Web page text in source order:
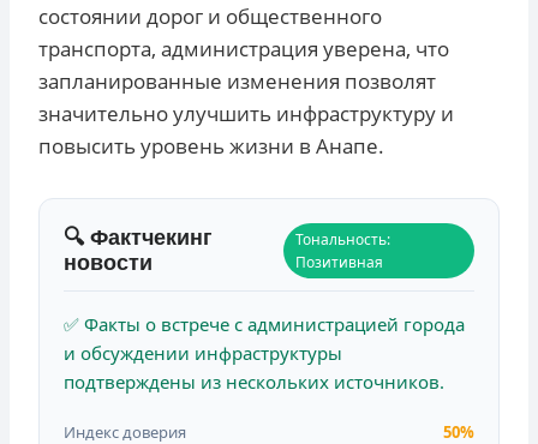
состоянии дорог и общественного
транспорта, администрация уверена, что
запланированные изменения позволят
значительно улучшить инфраструктуру и
повысить уровень жизни в Анапе.
🔍 Фактчекинг
новости
Тональность:
Позитивная
✅ Факты о встрече с администрацией города
и обсуждении инфраструктуры
подтверждены из нескольких источников.
Индекс доверия 50%